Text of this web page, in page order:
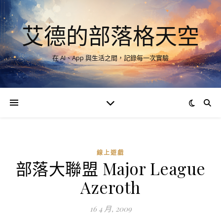
艾德的部落格天空
在 AI、App 與生活之間，記錄每一次實驗
線上遊戲
部落大聯盟 Major League
Azeroth
16 4 月, 2009